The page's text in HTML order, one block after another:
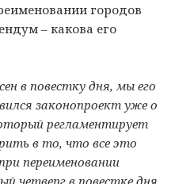
городов
– какова его
в повестку дня, мы его
законопроект уже о
регламентирует
в то, что все это
переименовании
четверг в повестке дня